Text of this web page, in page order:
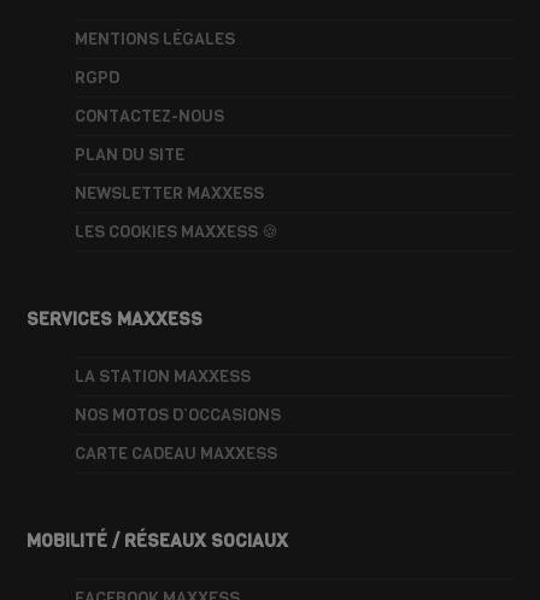
MENTIONS LÉGALES
RGPD
CONTACTEZ-NOUS
PLAN DU SITE
NEWSLETTER MAXXESS
LES COOKIES MAXXESS 🍪
SERVICES MAXXESS
LA STATION MAXXESS
NOS MOTOS D’OCCASIONS
CARTE CADEAU MAXXESS
MOBILITÉ / RÉSEAUX SOCIAUX